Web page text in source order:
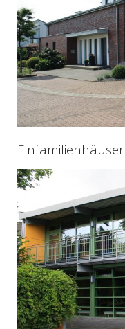
Einfamilienhäuser